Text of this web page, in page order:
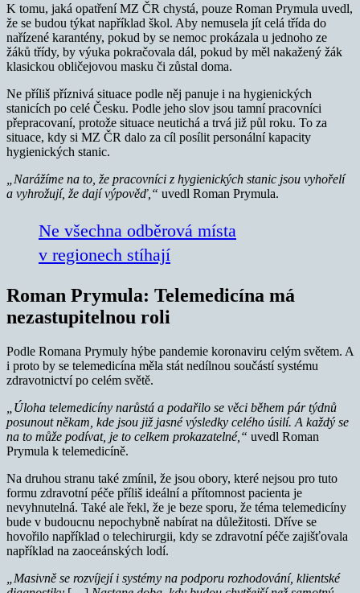
K tomu, jaká opatření MZ ČR chystá, pouze Roman Prymula uvedl,
že se budou týkat například škol. Aby nemusela jít celá třída do
nařízené karantény, pokud by se nemoc prokázala u jednoho ze
žáků třídy, by výuka pokračovala dál, pokud by měl nakažený žák
klasickou obličejovou masku či zůstal doma.
Ne příliš příznivá situace podle něj panuje i na hygienických
stanicích po celé Česku. Podle jeho slov jsou tamní pracovníci
přepracovaní, protože situace neutichá a trvá již půl roku. To za
situace, kdy si MZ ČR dalo za cíl posílit personální kapacity
hygienických stanic.
„Narážíme na to, že pracovníci z hygienických stanic jsou vyhořelí
a vyhrožují, že dají výpověď,“ uvedl Roman Prymula.
Ne všechna odběrová místa
v regionech stíhají
Roman Prymula: Telemedicína má
nezastupitelnou roli
Podle Romana Prymuly hýbe pandemie koronaviru celým světem. A
i proto by se telemedicína měla stát nedílnou součástí systému
zdravotnictví po celém světě.
„Úloha telemedicíny narůstá a podařilo se věci během pár týdnů
posunout někam, kde jsou již jasné výsledky celého úsilí. A každý se
na to může podívat, je to celkem prokazatelné,“ uvedl Roman
Prymula k telemedicíně.
Na druhou stranu také zmínil, že jsou obory, které nejsou pro tuto
formu zdravotní péče příliš ideální a přítomnost pacienta je
nevyhnutelná. Také ale řekl, že je beze sporu, že téma telemedicíny
bude v budoucnu nepochybně nabírat na důležitosti. Dříve se
hovořilo například o telechirurgii, kdy se zdravotní péče zajišťovala
například na zaoceánských lodí.
„Masivně se rozvíjejí i systémy na podporu rozhodování, klientské